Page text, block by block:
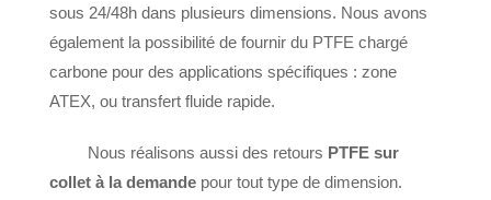
sous 24/48h dans plusieurs dimensions. Nous avons
également la possibilité de fournir du PTFE chargé
carbone pour des applications spécifiques : zone
ATEX, ou transfert fluide rapide.
Nous réalisons aussi des retours PTFE sur
collet à la demande pour tout type de dimension.